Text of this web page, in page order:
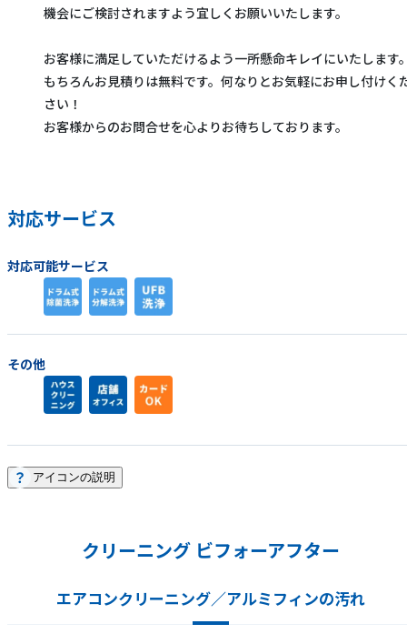
機会にご検討されますよう宜しくお願いいたします。
お客様に満足していただけるよう一所懸命キレイにいたします
もちろんお見積りは無料です。何なりとお気軽にお申し付けく
さい！
お客様からのお問合せを心よりお待ちしております。
対応サービス
対応可能サービス
その他
アイコンの説明
クリーニング ビフォーアフター
エアコンクリーニング／アルミフィンの汚れ